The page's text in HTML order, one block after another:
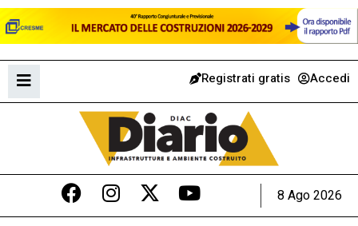
Registrati gratis Accedi
8 Ago 2026